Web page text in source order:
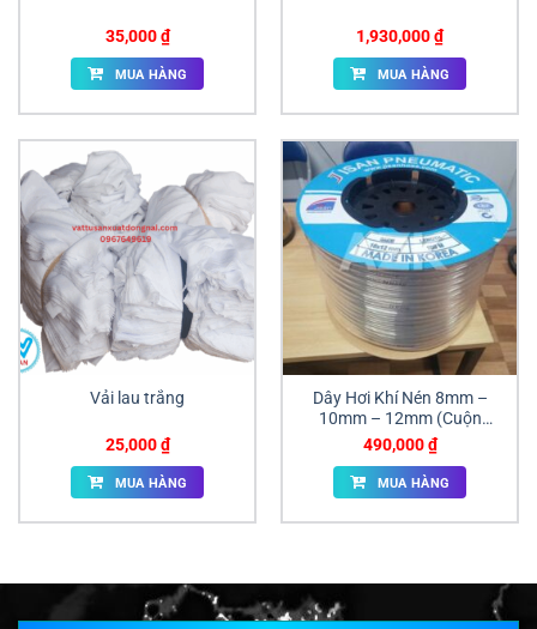
35,000₫
MUA HÀNG
1,930,000₫
MUA HÀNG
Vải lau trắng
25,000₫
MUA HÀNG
Dây Hơi Khí Nén 8mm –
10mm – 12mm (Cuộn
100m)
490,000₫
MUA HÀNG